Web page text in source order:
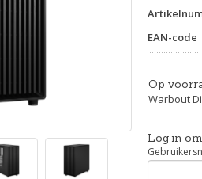
EAN-code
Op
Warbout
Log in